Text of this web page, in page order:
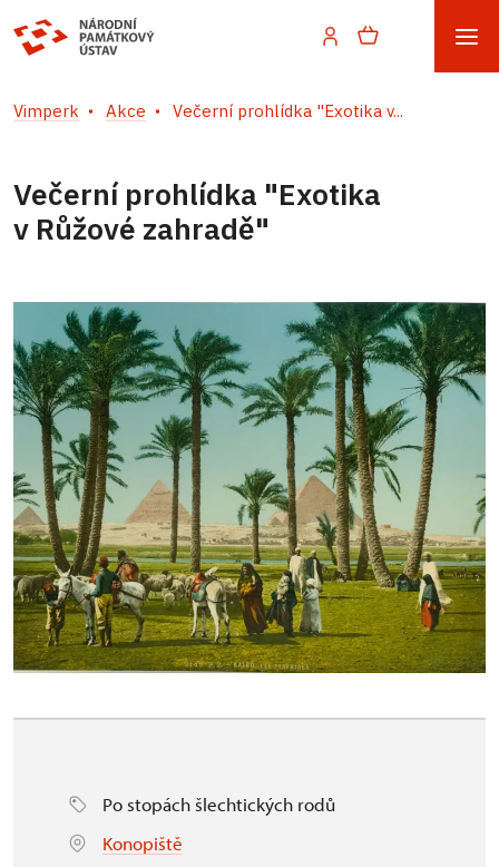
Vimperk Akce Večerní prohlídka "Exotika v...
Večerní prohlídka "Exotika
v Růžové zahradě"
Po stopách šlechtických rodů
Konopiště